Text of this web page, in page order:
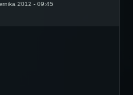
2012 - 09:45